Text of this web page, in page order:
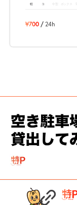
軽 コ ボックス
¥700 / 24h